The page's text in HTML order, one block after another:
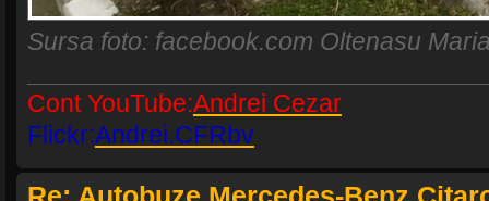
Sursa foto: facebook.com Oltenasu
Cont YouTube:Andrei Cezar
Flickr:Andrei.CFRbv